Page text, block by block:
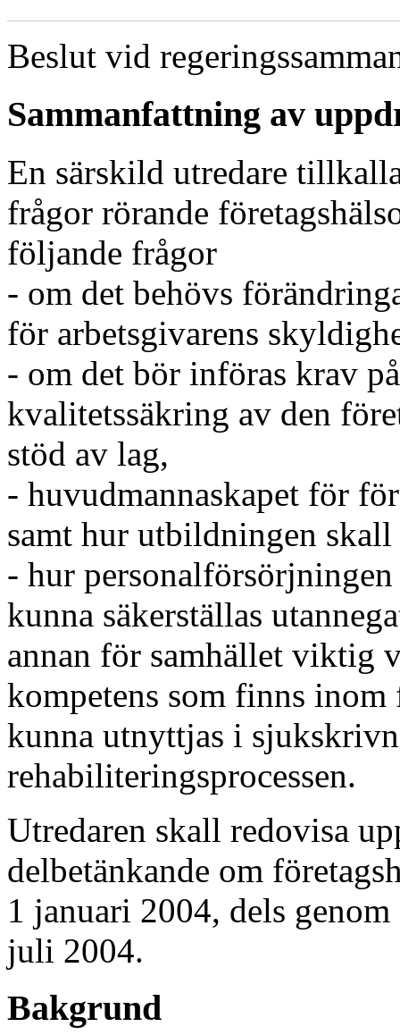
Beslut vid
Sammanfattning av
En särskild utredare
frågor rörande
följande frågor
- om det behövs
för arbetsgivarens
- om det bör införas krav
kvalitetssäkring av den
stöd av lag,
- huvudmannaskapet för
samt hur utbildningen skall
- hur
kunna säkerställas
annan för samhället viktig
kompetens som finns
kunna utnyttjas i
rehabiliteringsprocessen.
Utredaren skall redovisa
delbetänkande om
1 januari 2004, dels
juli 2004.
Bakgrund